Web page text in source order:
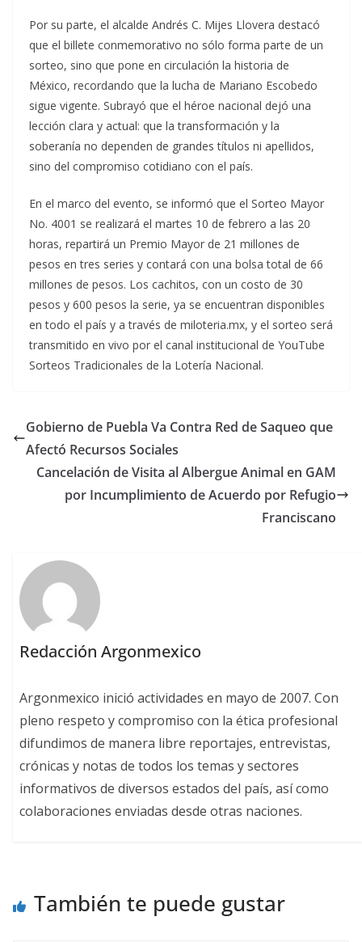
Por su parte, el alcalde Andrés C. Mijes Llovera destacó
que el billete conmemorativo no sólo forma parte de un
sorteo, sino que pone en circulación la historia de
México, recordando que la lucha de Mariano Escobedo
sigue vigente. Subrayó que el héroe nacional dejó una
lección clara y actual: que la transformación y la
soberanía no dependen de grandes títulos ni apellidos,
sino del compromiso cotidiano con el país.
En el marco del evento, se informó que el Sorteo Mayor
No. 4001 se realizará el martes 10 de febrero a las 20
horas, repartirá un Premio Mayor de 21 millones de
pesos en tres series y contará con una bolsa total de 66
millones de pesos. Los cachitos, con un costo de 30
pesos y 600 pesos la serie, ya se encuentran disponibles
en todo el país y a través de miloteria.mx, y el sorteo será
transmitido en vivo por el canal institucional de YouTube
Sorteos Tradicionales de la Lotería Nacional.
Gobierno de Puebla Va Contra Red de Saqueo que
Afectó Recursos Sociales
Cancelación de Visita al Albergue Animal en GAM
por Incumplimiento de Acuerdo por Refugio
Franciscano
Redacción Argonmexico
Argonmexico inició actividades en mayo de 2007. Con
pleno respeto y compromiso con la ética profesional
difundimos de manera libre reportajes, entrevistas,
crónicas y notas de todos los temas y sectores
informativos de diversos estados del país, así como
colaboraciones enviadas desde otras naciones.
También te puede gustar